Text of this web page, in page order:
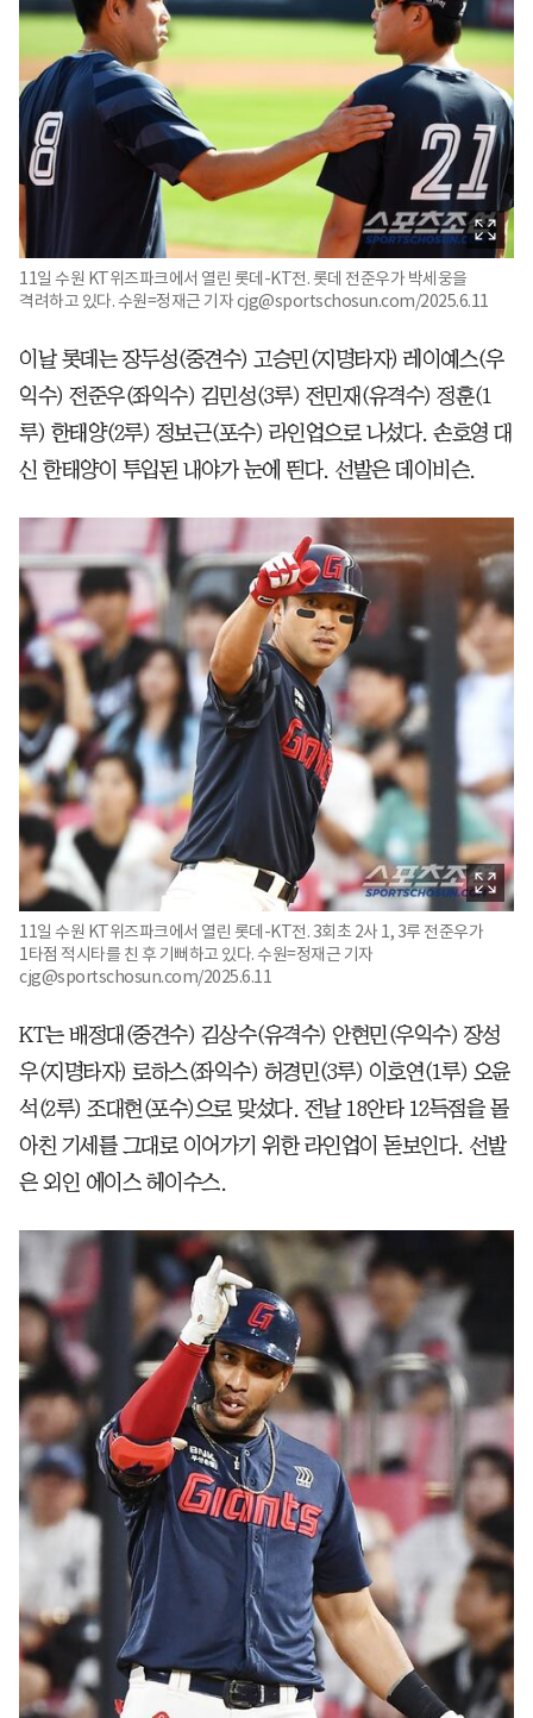
11일 수원 KT위즈파크에서 열린 롯데-KT전. 롯데 전준우가 박세웅을
격려하고 있다. 수원=정재근 기자 cjg@sportschosun.com/2025.6.11
이날 롯데는 장두성(중견수) 고승민(지명타자) 레이예스(우
익수) 전준우(좌익수) 김민성(3루) 전민재(유격수) 정훈(1
루) 한태양(2루) 정보근(포수) 라인업으로 나섰다. 손호영 대
신 한태양이 투입된 내야가 눈에 띈다. 선발은 데이비슨.
11일 수원 KT위즈파크에서 열린 롯데-KT전. 3회초 2사 1, 3루 전준우가
1타점 적시타를 친 후 기뻐하고 있다. 수원=정재근 기자
cjg@sportschosun.com/2025.6.11
KT는 배정대(중견수) 김상수(유격수) 안현민(우익수) 장성
우(지명타자) 로하스(좌익수) 허경민(3루) 이호연(1루) 오윤
석(2루) 조대현(포수)으로 맞섰다. 전날 18안타 12득점을 몰
아친 기세를 그대로 이어가기 위한 라인업이 돋보인다. 선발
은 외인 에이스 헤이수스.